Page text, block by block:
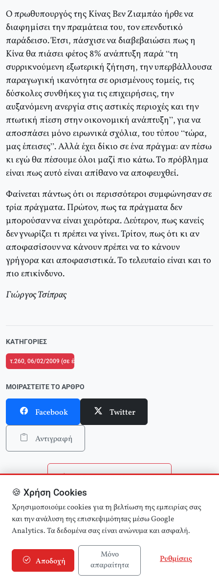
Ο πρωθυπουργός της Κίνας Βεν Ζιαμπάο ήρθε να
διαφημίσει την πραμάτεια του, τον επενδυτικό
παράδεισο. Έτσι, πάσχισε να διαβεβαιώσει πως η
Κίνα θα πιάσει φέτος 8% ανάπτυξη παρά “τη
συρρικνούμενη εξωτερική ζήτηση, την υπερβάλλουσα
παραγωγική ικανότητα σε ορισμένους τομείς, τις
δύσκολες συνθήκες για τις επιχειρήσεις, την
αυξανόμενη ανεργία στις αστικές περιοχές και την
πτωτική πίεση στην οικονομική ανάπτυξη”, για να
αποσπάσει μόνο ειρωνικά σχόλια, του τύπου “τώρα,
μας έπεισες”. Αλλά έχει δίκιο σε ένα πράγμα: αν πέσω
κι εγώ θα πέσουμε όλοι μαζί πιο κάτω. Το πρόβλημα
είναι πως αυτό είναι απίθανο να αποφευχθεί.
Φαίνεται πάντως ότι οι περισσότεροι συμφώνησαν σε
τρία πράγματα. Πρώτον, πως τα πράγματα δεν
μπορούσαν να είναι χειρότερα. Δεύτερον, πως κανείς
δεν γνωρίζει τι πρέπει να γίνει. Τρίτον, πως ότι κι αν
αποφασίσουν να κάνουν πρέπει να το κάνουν
γρήγορα και αποφασιστικά. Το τελευταίο είναι και το
πιο επικίνδυνο.
Γιώργος Τσίπρας
ΚΑΤΗΓΟΡΊΕΣ
τ.260, 06/02/2009 (σε ένθετο το τ.6 του Δικτύου Κριτικής και Δράσης στην
ΜΟΙΡΑΣΤΕΊΤΕ ΤΟ ΆΡΘΡΟ
Facebook Twitter
Αντιγραφή
Επιστροφή στην αρχική
Αναζήτηση άρθρων
🍪 Χρήση Cookies
Χρησιμοποιούμε cookies για τη βελτίωση της εμπειρίας σας
και την ανάλυση της επισκεψιμότητας μέσω Google
Analytics. Τα δεδομένα σας είναι ανώνυμα και ασφαλή.
Αποδοχή
Μόνο
απαραίτητα
Ρυθμίσεις